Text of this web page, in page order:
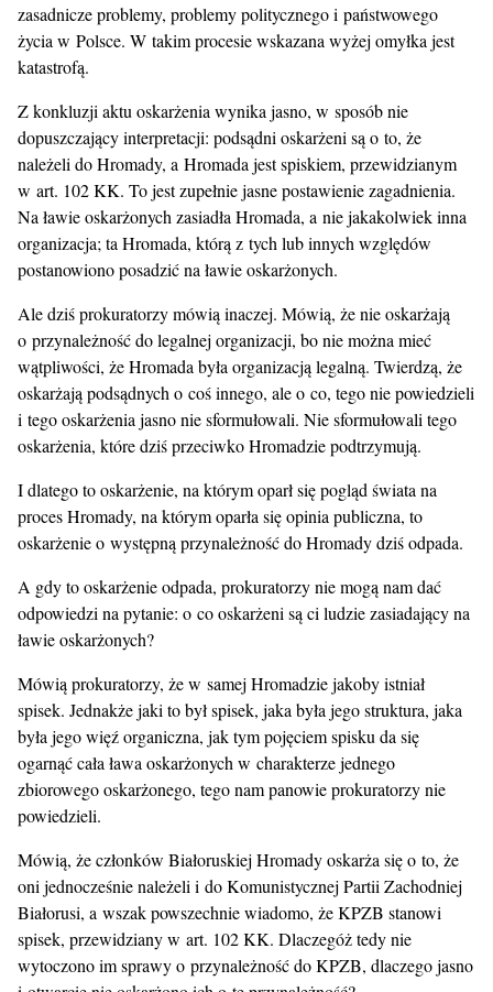
zasadnicze problemy, problemy politycznego i państwowego
życia w Polsce. W takim procesie wskazana wyżej omyłka jest
katastrofą.
Z konkluzji aktu oskarżenia wynika jasno, w sposób nie
dopuszczający interpretacji: podsądni oskarżeni są o to, że
należeli do Hromady, a Hromada jest spiskiem, przewidzianym
w art. 102 KK. To jest zupełnie jasne postawienie zagadnienia.
Na ławie oskarżonych zasiadła Hromada, a nie jakakolwiek inna
organizacja; ta Hromada, którą z tych lub innych względów
postanowiono posadzić na ławie oskarżonych.
Ale dziś prokuratorzy mówią inaczej. Mówią, że nie oskarżają
o przynależność do legalnej organizacji, bo nie można mieć
wątpliwości, że Hromada była organizacją legalną. Twierdzą, że
oskarżają podsądnych o coś innego, ale o co, tego nie powiedzieli
i tego oskarżenia jasno nie sformułowali. Nie sformułowali tego
oskarżenia, które dziś przeciwko Hromadzie podtrzymują.
I dlatego to oskarżenie, na którym oparł się pogląd świata na
proces Hromady, na którym oparła się opinia publiczna, to
oskarżenie o występną przynależność do Hromady dziś odpada.
A gdy to oskarżenie odpada, prokuratorzy nie mogą nam dać
odpowiedzi na pytanie: o co oskarżeni są ci ludzie zasiadający na
ławie oskarżonych?
Mówią prokuratorzy, że w samej Hromadzie jakoby istniał
spisek. Jednakże jaki to był spisek, jaka była jego struktura, jaka
była jego więź organiczna, jak tym pojęciem spisku da się
ogarnąć cała ława oskarżonych w charakterze jednego
zbiorowego oskarżonego, tego nam panowie prokuratorzy nie
powiedzieli.
Mówią, że członków Białoruskiej Hromady oskarża się o to, że
oni jednocześnie należeli i do Komunistycznej Partii Zachodniej
Białorusi, a wszak powszechnie wiadomo, że KPZB stanowi
spisek, przewidziany w art. 102 KK. Dlaczegóż tedy nie
wytoczono im sprawy o przynależność do KPZB, dlaczego jasno